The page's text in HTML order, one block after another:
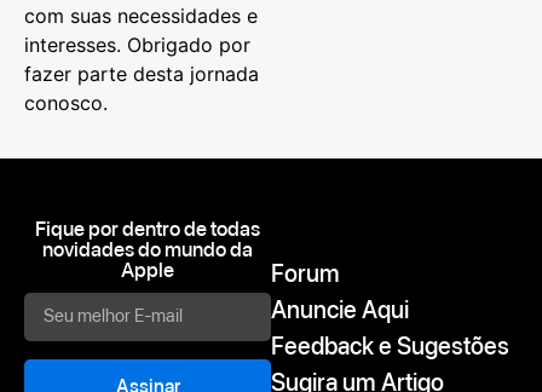
com suas necessidades e
interesses. Obrigado por
fazer parte desta jornada
conosco.
Fique por dentro de todas
novidades do mundo da
Apple
Assinar
Forum
Anuncie Aqui
Feedback e Sugestões
Sugira um Artigo